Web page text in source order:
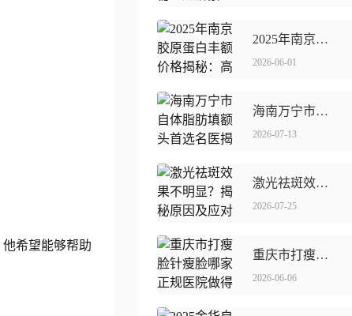
希望能够帮助
2025年南京胶原蛋白丰额价格揭秘：高端**成本曝光！
2026-06-01
海南万宁市自体脂肪填额头优选名医揭秘
2026-07-13
激光祛斑效果不明显？揭秘原因及应对策略
2026-07-25
重庆市打瘦脸针瘦脸哪家正规医院做得好
2026-06-06